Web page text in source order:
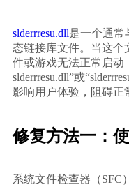
slderrresu.dll是一个通常
态链接库文件。当这个
件或游戏无法正常启动
slderrresu.dll”或
影响用户体验，阻碍正
修复方法一：
系统文件检查器（SFC